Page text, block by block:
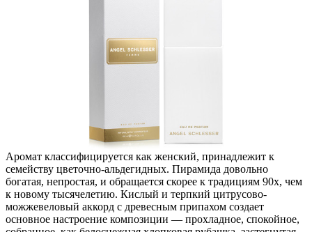
Аромат классифицируется как женский, принадлежит к
семейству цветочно-альдегидных. Пирамида довольно
богатая, непростая, и обращается скорее к традициям 90х, чем
к новому тысячелетию. Кислый и терпкий цитрусово-
можжевеловый аккорд с древесным припахом создает
основное настроение композиции — прохладное, спокойное,